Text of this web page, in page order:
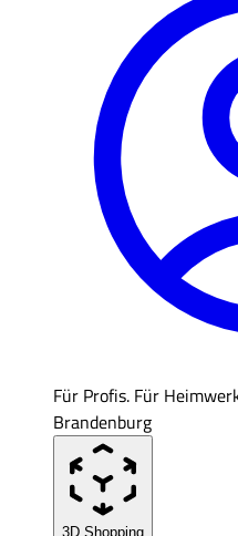
Für Profis. Für
Brandenburg
3D Shopping